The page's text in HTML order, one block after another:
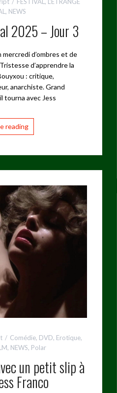
, NEWS
2025 – Jour 3
d’ombres et de
d’apprendre la
: critique,
anarchiste. Grand
tourna avec Jess
reading
Comédie, DVD, Erotique,
, NEWS, Polar
un petit slip à
Franco